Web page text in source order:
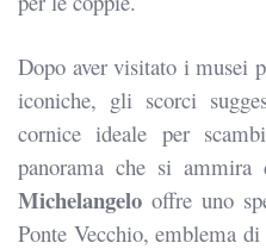
Dopo aver visitato i musei
iconiche, gli scorci
cornice ideale per
panorama che si ammira
Michelangelo offre uno
Ponte Vecchio, emblema